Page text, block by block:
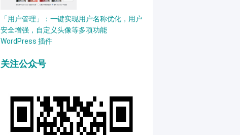
「用户管理」：一键实现用户名称优化，用户
安全增强，自定义头像等多项功能
WordPress 插件
关注公众号